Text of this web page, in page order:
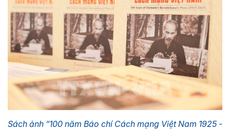
Sách ảnh “100 năm Báo chí Cách mạng Việt Nam 1925 -